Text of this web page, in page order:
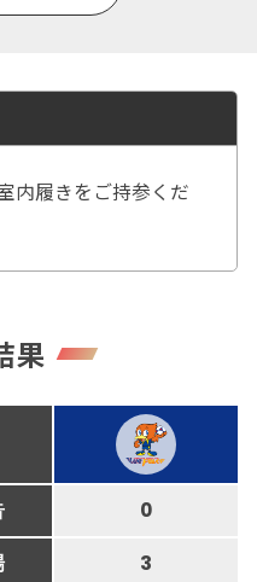
内履きをご持参くだ
果
0
3